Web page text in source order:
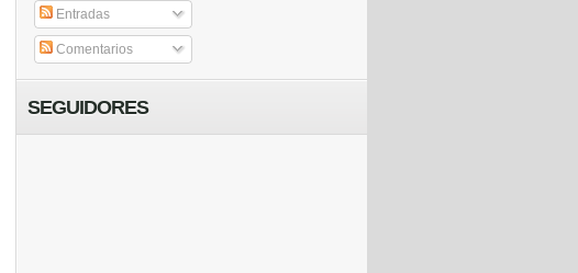
Entradas
Comentarios
SEGUIDORES